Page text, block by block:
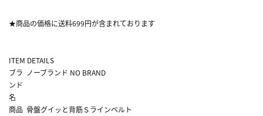
★商品の価格に送料699円が含まれております
ITEM DETAILS
ブラ
ンド
名
ノーブランド NO BRAND
商品 骨盤グイッと背筋Ｓラインベルト